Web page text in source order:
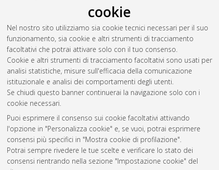
cookie
Nel nostro sito utilizziamo sia cookie tecnici necessari per il suo
funzionamento, sia cookie e altri strumenti di tracciamento
facoltativi che potrai attivare solo con il tuo consenso.
Cookie e altri strumenti di tracciamento facoltativi sono usati per
analisi statistiche, misure sull'efficacia della comunicazione
istituzionale e analisi dei comportamenti degli utenti.
Se chiudi questo banner continuerai la navigazione solo con i
cookie necessari.
Puoi esprimere il consenso sui cookie facoltativi attivando
l'opzione in "Personalizza cookie" e, se vuoi, potrai esprimere
consensi più specifici in "Mostra cookie di profilazione".
Potrai sempre rivedere le tue scelte e verificare lo stato dei
consensi rientrando nella sezione "Impostazione cookie" del
Vedi altre statistiche
Gestione del documento:
Atom
Rss
AMS Acta
ISSN: 2038-7954
re3data.org -
doi.org/10.17616/R3P19R
Servizio implementato e